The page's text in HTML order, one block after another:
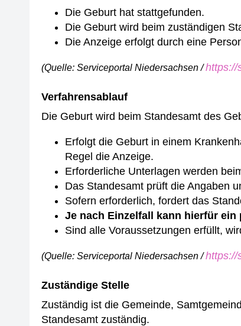
Die Geburt hat stattgefunden.
Die Geburt wird beim zuständigen
Die Anzeige erfolgt durch eine
(Quelle: Serviceportal Niedersachsen /https://
Verfahrensablauf
Die Geburt wird beim Standesamt des
Erfolgt die Geburt in einem
Regel die Anzeige.
Erforderliche Unterlagen werden
Das Standesamt prüft die Angaben
Sofern erforderlich, fordert das
Je nach Einzelfall kann hierfür
Sind alle Voraussetzungen erfüllt,
(Quelle: Serviceportal Niedersachsen /https://
Zuständige Stelle
Zuständig ist die Gemeinde,
Standesamt zuständig.